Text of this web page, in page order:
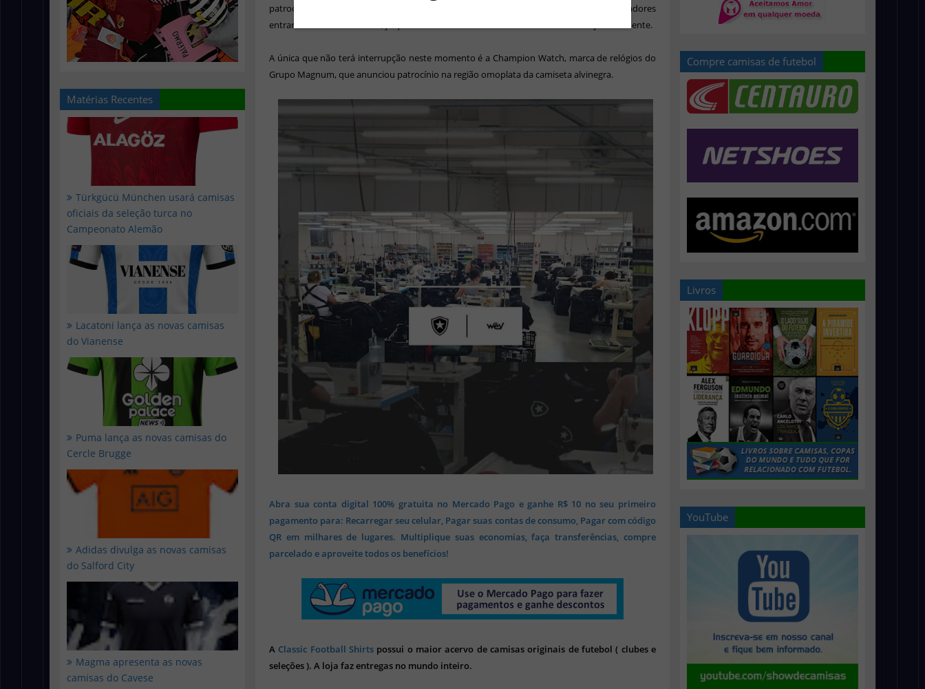
Matérias Recentes
Türkgücü München usará camisas
oficiais da seleção turca no
Campeonato Alemão
Lacatoni lança as novas camisas
do Vianense
Puma lança as novas camisas do
Cercle Brugge
Adidas divulga as novas camisas
do Salford City
Magma apresenta as novas
camisas do Cavese
patrocinadores diretamente nas peças. Ainda não há definição sobre quais apoiadores
entrarão no novo uniforme, já que os acordos estão sendo revistos comercial e juridicamente.
A única que não terá interrupção neste momento é a Champion Watch, marca de relógios do
Grupo Magnum, que anunciou patrocínio na região omoplata da camiseta alvinegra.
Abra sua conta digital 100% gratuita no Mercado Pago e ganhe R$ 10 no seu primeiro
pagamento para: Recarregar seu celular, Pagar suas contas de consumo, Pagar com código
QR em milhares de lugares. Multiplique suas economias, faça transferências, compre
parcelado e aproveite todos os benefícios!
A Classic Football Shirts possui o maior acervo de camisas originais de futebol ( clubes e
seleções ). A loja faz entregas no mundo inteiro.
Compre camisas de futebol
Livros
YouTube